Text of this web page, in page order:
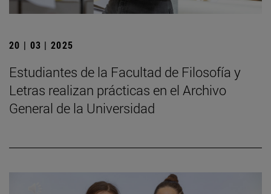
20 | 03 | 2025
Estudiantes de la Facultad de Filosofía y
Letras realizan prácticas en el Archivo
General de la Universidad